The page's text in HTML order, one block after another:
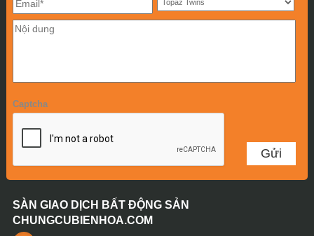
Captcha
SÀN GIAO DỊCH BẤT ĐỘNG SẢN
CHUNGCUBIENHOA.COM